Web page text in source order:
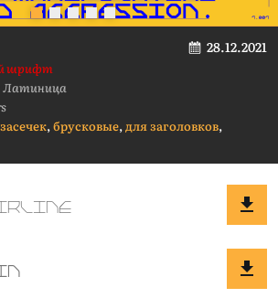
28.12.2021
шрифт
Латиница
,брусковые,для заголовков,